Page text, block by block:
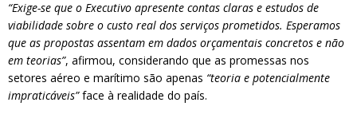
“Exige-se que o Executivo apresente contas claras e estudos de
viabilidade sobre o custo real dos serviços prometidos. Esperamos
que as propostas assentam em dados orçamentais concretos e não
em teorias”, afirmou, considerando que as promessas nos
setores aéreo e marítimo são apenas “teoria e potencialmente
impraticáveis”face à realidade do país.